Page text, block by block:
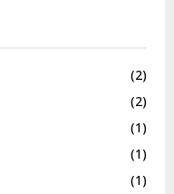
(2)
(2)
(1)
(1)
(1)